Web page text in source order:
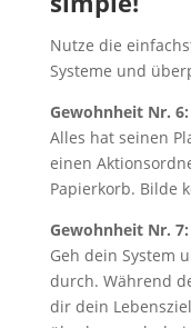
Nutze die
Systeme und
Gewohnheit Nr.
Alles hat seinen
einen
Papierkorb. Bilde
Gewohnheit Nr.
Geh dein System
durch. Während
dir dein